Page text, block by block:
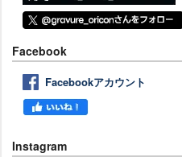
Facebook
Facebookアカウント
Instagram